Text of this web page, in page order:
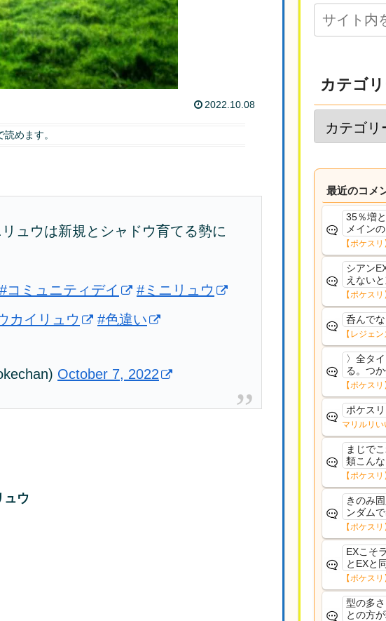
2022.10.08
読めます。
ュウは新規とシャドウ育てる勢に
#コミュニティデイ
#ミニリュウ
カイリュウ #色違い
October 7, 2022
ュウ
カテゴ
最近のコメ
35％増
メイン
果のみ
まとも
に言っ
【ポケス
シアン
えない
るわ
【ポケス
呑んで
【レジェ
〉全タ
る。つ
もんに
リソー
やった
ラピス
【ポケス
ポケス
マリルリい
まじで
類こん
【ポケス
きのみ
ンダム
のタイ
しい気
ないか
【ポケス
EXこそ
とEXと
前に来
るミュ
た
【ポケス
型の多
との方